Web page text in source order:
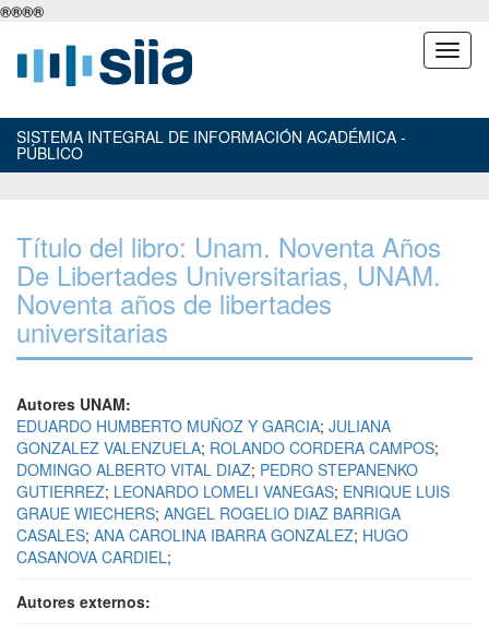
®®®®
SISTEMA INTEGRAL DE INFORMACIÓN ACADÉMICA -
PÚBLICO
Título del libro: Unam. Noventa Años
De Libertades Universitarias, UNAM.
Noventa años de libertades
universitarias
Autores UNAM:
EDUARDO HUMBERTO MUÑOZ Y GARCIA; JULIANA
GONZALEZ VALENZUELA; ROLANDO CORDERA CAMPOS;
DOMINGO ALBERTO VITAL DIAZ; PEDRO STEPANENKO
GUTIERREZ; LEONARDO LOMELI VANEGAS; ENRIQUE LUIS
GRAUE WIECHERS; ANGEL ROGELIO DIAZ BARRIGA
CASALES; ANA CAROLINA IBARRA GONZALEZ; HUGO
CASANOVA CARDIEL;
Autores externos: